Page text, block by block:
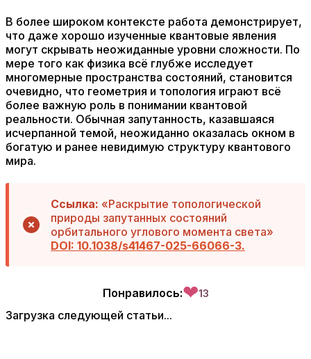
В более широком контексте работа демонстрирует,
что даже хорошо изученные квантовые явления
могут скрывать неожиданные уровни сложности. По
мере того как физика всё глубже исследует
многомерные пространства состояний, становится
очевидно, что геометрия и топология играют всё
более важную роль в понимании квантовой
реальности. Обычная запутанность, казавшаяся
исчерпанной темой, неожиданно оказалась окном в
богатую и ранее невидимую структуру квантового
мира.
Ссылка: «Раскрытие топологической
природы запутанных состояний
орбитального углового момента света»
DOI: 10.1038/s41467-025-66066-3.
Понравилось:❤13
Загрузка следующей статьи...